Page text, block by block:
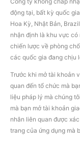
động tại, bất kỳ quốc
Hoa Kỳ, Nhật Bản,
nhận định là khu vực
chiến lược về phòng
các quốc gia đang chịu
Trước khi mở tài khoản
quan đến tổ chức mà
liệu pháp lý mà chúng
mà bạn mở tài khoản
nhân liên quan được
trang của ứng dụng mà